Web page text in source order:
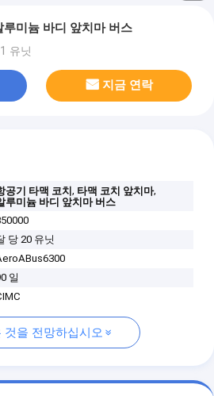
미늄 바디 앞치마 버스
유닛
지금 연락
공기 타맥 코치, 타맥 코치 앞치마,
루미늄 바디 앞치마 버스
당 20 유닛
일
것을 전망하십시오